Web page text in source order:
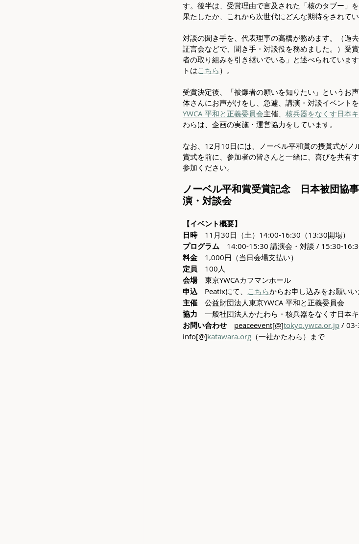
す。後半は、受賞理由で言及された「核のタブー」
果たしたか、これから次世代にどんな期待をされて
対談の聞き手を、代表理事の高橋が務めます。（過
証言会などで、聞き手・対談役を務めました。）受
者の取り組みを引き継いでいる」と述べられていま
トはこちら ）。
受賞決定後、「被爆者の願いを知りたい」というお
体さんにお声がけをし、急遽、講演・対談イベント
YWCA 平和と正義委員会主催、 核兵器をなくす日本
わらは、企画の実施・運営協力をしています。
なお、12月10日には、ノーベル平和賞の授賞式がノ
賞式を前に、参加者の皆さんと一緒に、喜びを共有
参加ください。
ノーベル平和賞受賞記念　日本被団協
演・対談会
【イベント概要】
日時 11月30日（土）14:00-16:30（13:30開場）
プログラム 14:00-15:30 講演会・対談 / 15:30-
料金 1,000円（当日会場支払い）
定員 100人
会場 東京YWCAカフマンホール
申込 Peatixにて、 こちらからお申し込みをお願いい
主催 公益財団法人東京YWCA 平和と正義委員会
協力 一般社団法人かたわら・核兵器をなくす日本
お問い合わせ peaceevent[@]tokyo.ywca.or.jp / 03-
info[@]katawara.org （一社かたわら）まで